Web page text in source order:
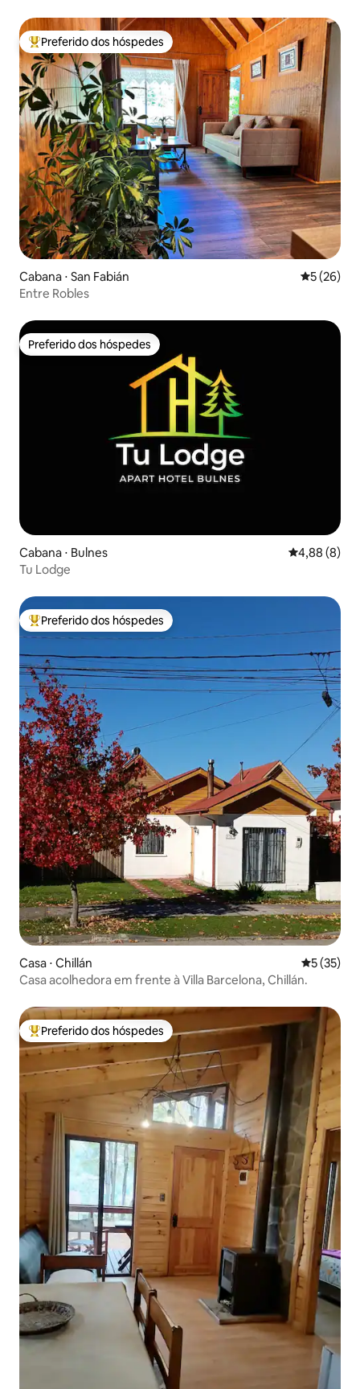
Entre os melhores preferidos dos hóspedes
Preferido dos hóspedes
Cabana ⋅ San Fabián 5 de uma
5 (26)
Entre Robles
Preferido dos hóspedes
Preferido dos hóspedes
Cabana ⋅ Bulnes 4,88 de uma
4,88 (8)
Tu Lodge
Entre os melhores preferidos dos hóspedes
Preferido dos hóspedes
Casa ⋅ Chillán 5 de uma
5 (35)
Casa acolhedora em frente à Villa Barcelona, Chillán.
Entre os melhores preferidos dos hóspedes
Preferido dos hóspedes